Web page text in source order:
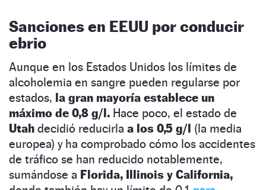
Sanciones en EEUU por conducir
ebrio
Aunque en los Estados Unidos los límites de
alcoholemia en sangre pueden regularse por
estados, la gran mayoría establece un
máximo de 0,8 g/l. Hace poco, el estado de
Utah decidió reducirla a los 0,5 g/l (la media
europea) y ha comprobado cómo los accidentes
de tráfico se han reducido notablemente,
sumándose a Florida, Illinois y California,